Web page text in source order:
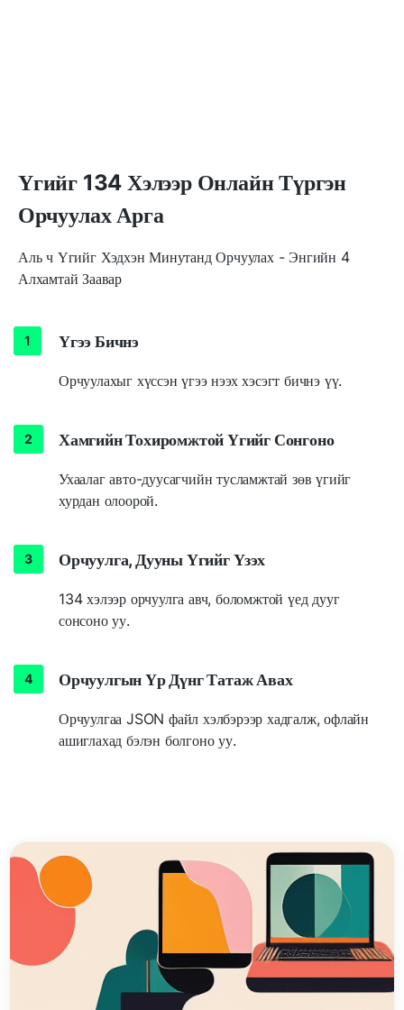
Үгийг 134 Хэлээр Онлайн Түргэн
Орчуулах Арга
Аль ч Үгийг Хэдхэн Минутанд Орчуулах - Энгийн 4
Алхамтай Заавар
Үгээ Бичнэ
Орчуулахыг хүссэн үгээ нээх хэсэгт бичнэ үү.
Хамгийн Тохиромжтой Үгийг Сонгоно
Ухаалаг авто-дуусагчийн тусламжтай зөв үгийг
хурдан олоорой.
Орчуулга, Дууны Үгийг Үзэх
134 хэлээр орчуулга авч, боломжтой үед дууг
сонсоно уу.
Орчуулгын Үр Дүнг Татаж Авах
Орчуулгаа JSON файл хэлбэрээр хадгалж, офлайн
ашиглахад бэлэн болгоно уу.